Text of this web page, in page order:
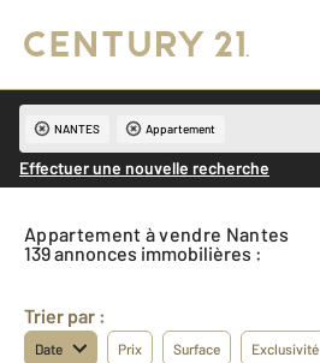
NANTES Appartement
Effectuer une nouvelle recherche
Appartement à vendre Nantes
139 annonces immobilières :
Trier par :
Date Prix Surface Exclusivité